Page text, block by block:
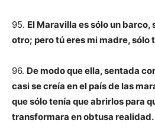
95. El Maravilla es sólo un
otro; pero tú eres mi madre, sólo
96. De modo que ella, sentada
casi se creía en el país de las
que sólo tenía que abrirlos para
transformara en obtusa realidad.